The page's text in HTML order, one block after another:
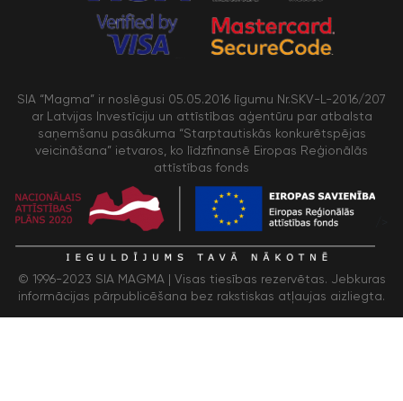
SIA “Magma” ir noslēgusi 05.05.2016 līgumu Nr.SKV-L-2016/207
ar Latvijas Investīciju un attīstības aģentūru par atbalsta
saņemšanu pasākuma “Starptautiskās konkurētspējas
veicināšana” ietvaros, ko līdzfinansē Eiropas Reģionālās
attīstības fonds
© 1996-2023 SIA MAGMA | Visas tiesības rezervētas. Jebkuras
informācijas pārpublicēšana bez rakstiskas atļaujas aizliegta.